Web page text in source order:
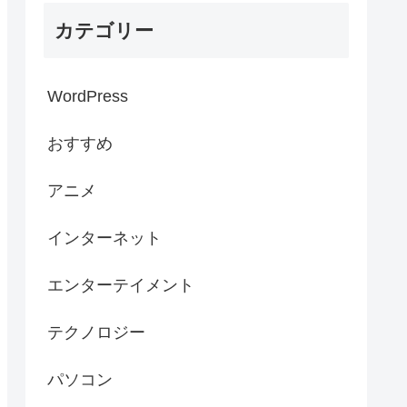
カテゴリー
WordPress
おすすめ
アニメ
インターネット
エンターテイメント
テクノロジー
パソコン